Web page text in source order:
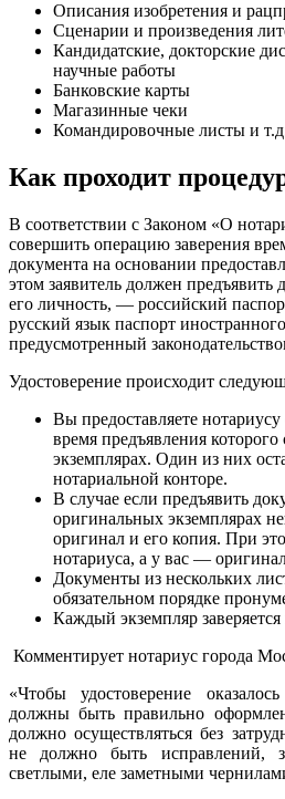
Описания изобретения и
Сценарии и произведения
Кандидатские, докторские
научные работы
Банковские карты
Магазинные чеки
Командировочные листы и
Как проходит
В соответствии с Законом «О
совершить операцию заверения
документа на основании
этом заявитель должен
его личность, — российский
русский язык паспорт
предусмотренный
Удостоверение происходит
Вы предоставляете
время предъявления которого
экземплярах. Один из них
нотариальной конторе.
В случае если предъявить
оригинальных экземплярах
оригинал и его копия. При
нотариуса, а у вас —
Документы из нескольких
обязательном порядке
Каждый экземпляр
Комментирует нотариус города
«Чтобы удостоверение
должны быть правильно
должно осуществляться без
не должно быть исправлений,
светлыми, еле заметными